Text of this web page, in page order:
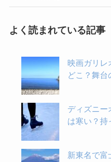
よく読まれている記事
映画ガリレ
どこ？舞台
ディズニ
は寒い？持
新東名で富